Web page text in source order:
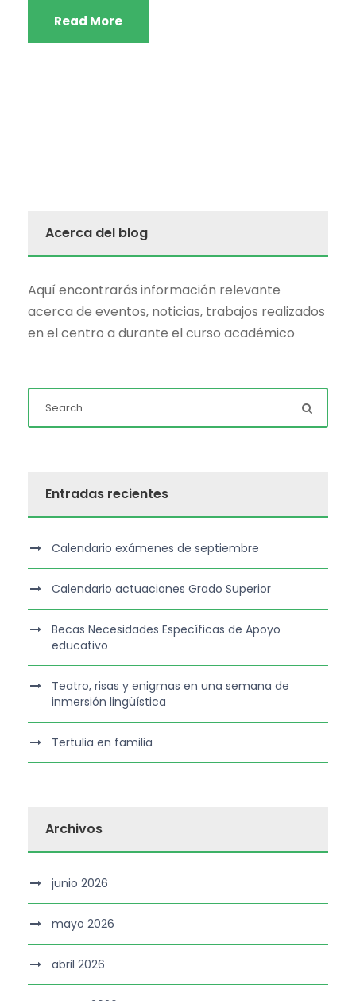
Read More
Acerca del blog
Aquí encontrarás información relevante
acerca de eventos, noticias, trabajos realizados
en el centro a durante el curso académico
Entradas recientes
Calendario exámenes de septiembre
Calendario actuaciones Grado Superior
Becas Necesidades Específicas de Apoyo
educativo
Teatro, risas y enigmas en una semana de
inmersión lingüística
Tertulia en familia
Archivos
junio 2026
mayo 2026
abril 2026